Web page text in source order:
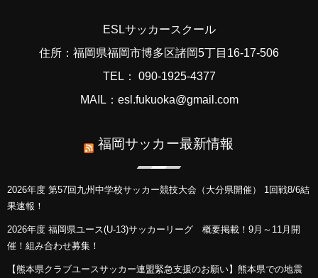
ESLサッカースクール
住所：福岡県福岡市博多区諸岡5丁目16-17-506
TEL： 090-1925-4377
MAIL：esl.fukuoka@gmail.com
福岡サッカー最新情報
2026年度 第57回九州中学校サッカー競技大会（大分県開催） 1回戦8/6結
果速報！
2026年度 福岡県ユース(U-13)サッカーリーグ 概要掲載！9月～11月開
催！組み合わせ募集！
【熊本県クラブユースサッカー連盟緊急支援のお願い】熊本県での地震